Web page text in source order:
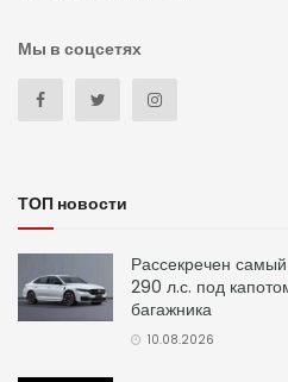
Мы в соцсетях
ТОП новости
Рассекречен
290 л.с. под
багажника
10.08.2026